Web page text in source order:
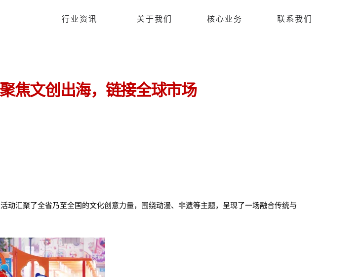
行业资讯 关于我们 核心业务 联系我们
焦文创出海，链接全球市场
动汇聚了全省乃至全国的文化创意力量，围绕动漫、非遗等主题，呈现了一场融合传统与